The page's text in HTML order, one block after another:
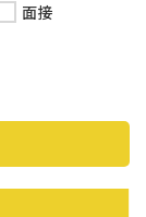
面接